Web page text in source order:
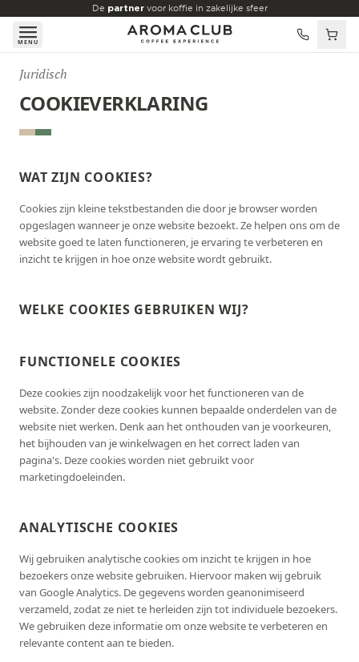
Skip to main content
De partnervoor koffie in zakelijke sfeer
MENU
Juridisch
COOKIEVERKLARING
WAT ZIJN COOKIES?
Cookies zijn kleine tekstbestanden die door je browser worden
opgeslagen wanneer je onze website bezoekt. Ze helpen ons om de
website goed te laten functioneren, je ervaring te verbeteren en
inzicht te krijgen in hoe onze website wordt gebruikt.
WELKE COOKIES GEBRUIKEN WIJ?
FUNCTIONELE COOKIES
Deze cookies zijn noodzakelijk voor het functioneren van de
website. Zonder deze cookies kunnen bepaalde onderdelen van de
website niet werken. Denk aan het onthouden van je voorkeuren,
het bijhouden van je winkelwagen en het correct laden van
pagina's. Deze cookies worden niet gebruikt voor
marketingdoeleinden.
ANALYTISCHE COOKIES
Wij gebruiken analytische cookies om inzicht te krijgen in hoe
bezoekers onze website gebruiken. Hiervoor maken wij gebruik
van Google Analytics. De gegevens worden geanonimiseerd
verzameld, zodat ze niet te herleiden zijn tot individuele bezoekers.
We gebruiken deze informatie om onze website te verbeteren en
relevante content aan te bieden.